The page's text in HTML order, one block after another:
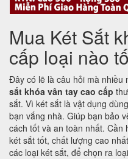
Mua Két Sắt
cấp loại nào
Đây có lẽ là câu hỏi mà nhiều
sắt khóa vân tay cao cấp
sắt. Vì két sắt là vật dụng
bạn vắng nhà. Giúp bạn bảo
cách tốt và an toàn nhất. Cần
két sắt tốt, chất lượng cao
các loại két sắt, để chọn ra